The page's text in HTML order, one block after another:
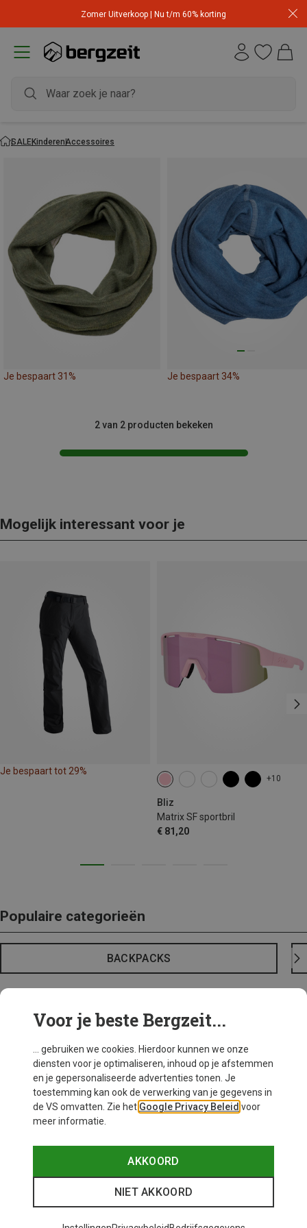
Zomer Uitverkoop | Nu t/m 60% korting
SALEKinderenAccessoires
Je bespaart 31% Je bespaart 34%
2 van 2 producten bekeken
Mogelijk interessant voor je
Je bespaart tot 29%
+10
Bliz
Matrix SF sportbril
€ 81,20
Populaire categorieën
BACKPACKS
Voor je beste Bergzeit...
... gebruiken we cookies. Hierdoor kunnen we onze
diensten voor je optimaliseren, inhoud op je afstemmen
en je gepersonaliseerde advertenties tonen. Je
toestemming kan ook de verwerking van je gegevens in
de VS omvatten. Zie het Google Privacy Beleid voor
meer informatie.
AKKOORD
NIET AKKOORD